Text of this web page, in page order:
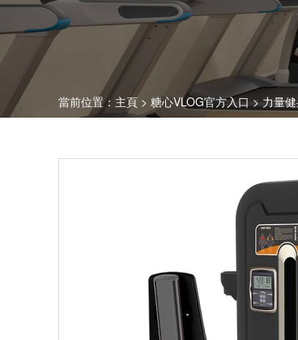
當前位置： 主頁 > 糖心VLOG官方入口> 力量